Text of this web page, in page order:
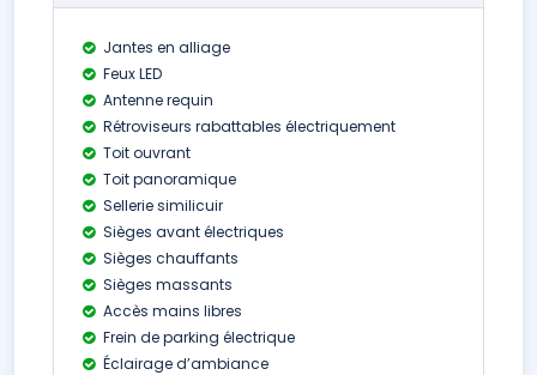
Jantes en alliage
Feux LED
Antenne requin
Rétroviseurs rabattables électriquement
Toit ouvrant
Toit panoramique
Sellerie similicuir
Sièges avant électriques
Sièges chauffants
Sièges massants
Accès mains libres
Frein de parking électrique
Éclairage d’ambiance